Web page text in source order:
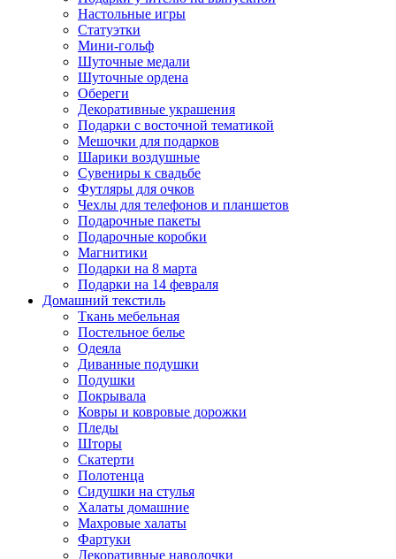
Настольные игры
Статуэтки
Мини-гольф
Шуточные медали
Шуточные ордена
Обереги
Декоративные украшения
Подарки с восточной тематикой
Мешочки для подарков
Шарики воздушные
Сувениры к свадьбе
Футляры для очков
Чехлы для телефонов и планшетов
Подарочные пакеты
Подарочные коробки
Магнитики
Подарки на 8 марта
Подарки на 14 февраля
Домашний текстиль
Ткань мебельная
Постельное белье
Одеяла
Диванные подушки
Подушки
Покрывала
Ковры и ковровые дорожки
Пледы
Шторы
Скатерти
Полотенца
Сидушки на стулья
Халаты домашние
Махровые халаты
Фартуки
Декоративные наволочки